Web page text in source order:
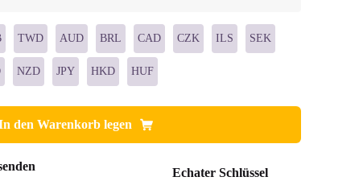
TWD AUD BRL CAD CZK ILS SEK
NZD JPY HKD HUF
den Warenkorb legen
Echater Schlüssel